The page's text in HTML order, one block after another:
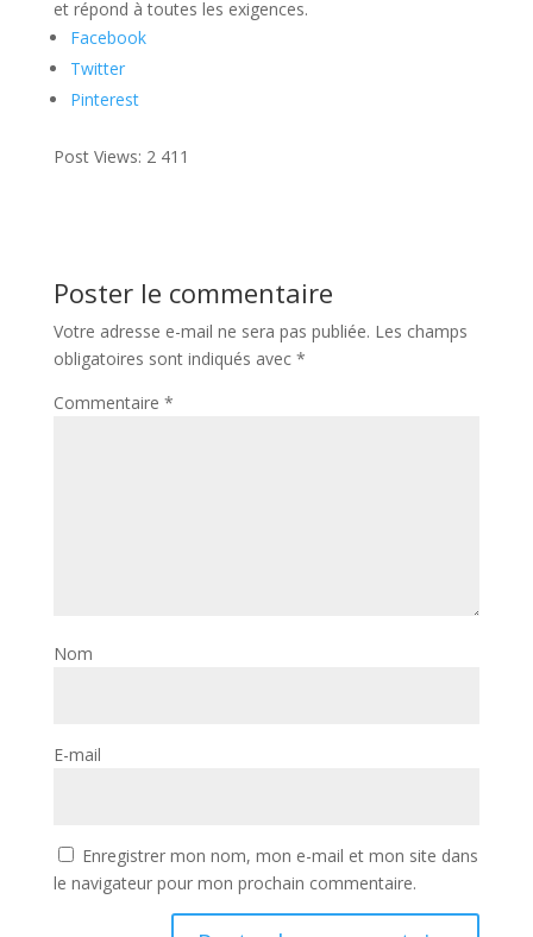
et répond à toutes les exigences.
Facebook
Twitter
Pinterest
Post Views: 2 411
Poster le commentaire
Votre adresse e-mail ne sera pas publiée. Les champs
obligatoires sont indiqués avec *
Commentaire *
Nom
E-mail
Enregistrer mon nom, mon e-mail et mon site dans
le navigateur pour mon prochain commentaire.